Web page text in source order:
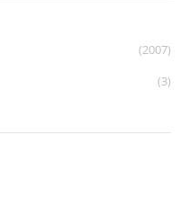
(2007)
(3)